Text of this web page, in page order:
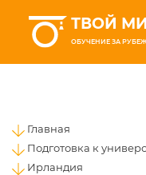
ТВОЙ
ОБУЧЕНИЕ ЗА
Главная
Подготовка к
Ирландия